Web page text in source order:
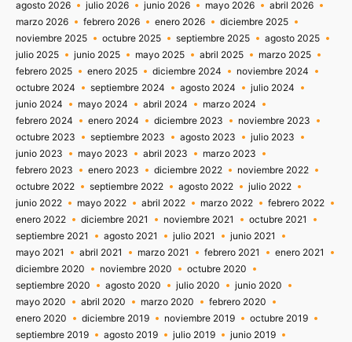
agosto 2026 julio 2026 junio 2026 mayo 2026
abril 2026
marzo 2026
febrero 2026 enero 2026
diciembre 2025
noviembre 2025
octubre 2025 septiembre 2025
agosto 2025
julio 2025
junio 2025 mayo 2025 abril 2025
marzo 2025
febrero 2025
enero 2025 diciembre 2024
noviembre 2024
octubre 2024
septiembre 2024 agosto 2024
julio 2024
junio 2024
mayo 2024 abril 2024
marzo 2024
febrero 2024
enero 2024 diciembre 2023
noviembre 2023
octubre 2023
septiembre 2023 agosto 2023
julio 2023
junio 2023
mayo 2023 abril 2023
marzo 2023
febrero 2023
enero 2023 diciembre 2022
noviembre 2022
octubre 2022
septiembre 2022 agosto 2022
julio 2022
junio 2022
mayo 2022 abril 2022 marzo 2022
febrero 2022
enero 2022
diciembre 2021 noviembre 2021
octubre 2021
septiembre 2021
agosto 2021 julio 2021
junio 2021
mayo 2021
abril 2021 marzo 2021 febrero 2021
enero 2021
diciembre 2020
noviembre 2020
octubre 2020
septiembre 2020
agosto 2020 julio 2020
junio 2020
mayo 2020
abril 2020 marzo 2020
febrero 2020
enero 2020
diciembre 2019 noviembre 2019
octubre 2019
septiembre 2019
agosto 2019 julio 2019
junio 2019